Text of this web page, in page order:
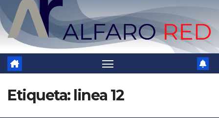
Etiqueta: linea 12